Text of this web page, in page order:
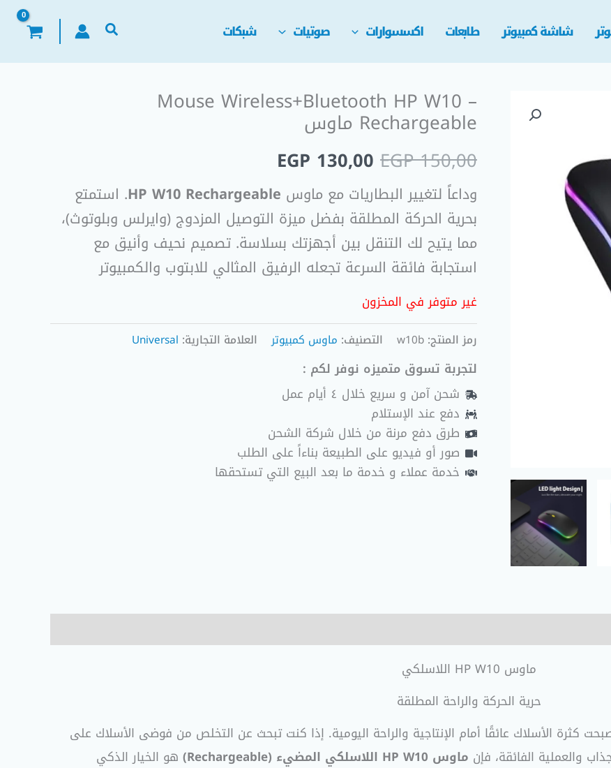
شاشة كمبيوتر طابعات اكسسوارات صوتيات شبكات
Mouse Wireless+Bluetooth HP W10 –
Rechargeable ماوس
EGP150,00
السعر
الأصلي
هو:
EGP 150,00.
EGP 130,00
السعر
هو:
EGP 130,00.
وداعاً لتغيير البطاريات مع ماوس HP W10 Rechargeable. استمتع
بحرية الحركة المطلقة بفضل ميزة التوصيل المزدوج (وايرلس وبلوتوث)،
مما يتيح لك التنقل بين أجهزتك بسلاسة. تصميم نحيف وأنيق مع
استجابة فائقة السرعة تجعله الرفيق المثالي للابتوب والكمبيوتر
غير متوفر في المخزون
رمز المنتج: w10b التصنيف: ماوس كمبيوتر العلامة التجارية: Universal
لتجربة تسوق متميزه نوفر لكم :
شحن آمن و سريع خلال ٤ أيام عمل
دفع عند الإستلام
طرق دفع مرنة من خلال شركة الشحن
صور أو فيديو على الطبيعة بناءاً على الطلب
خدمة عملاء و خدمة ما بعد البيع التي تستحقها
ماوس HP W10 اللاسلكي
حرية الحركة والراحة المطلقة
كثرة الأسلاك عائقًا أمام الإنتاجية والراحة اليومية. إذا كنت تبحث عن التخلص من فوضى الأسلاك على
والعملية الفائقة، فإن ماوس HP W10 اللاسلكي المضيء (Rechargeable)
هو الخيار الذكي